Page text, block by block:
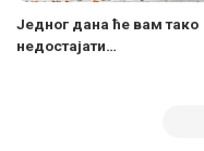
Једног дана ће вам тако
недостајати…